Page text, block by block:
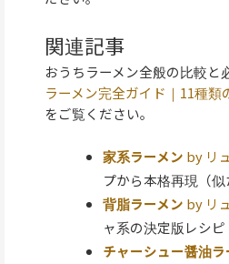
関連記事
おうちラーメン全般の比較と
ラーメン完全ガイド｜11種類
をご覧ください。
家系ラーメン by リ
プから本格再現（似
背脂ラーメン by リ
ャ系の決定版レシピ
チャーシュー醤油ラ